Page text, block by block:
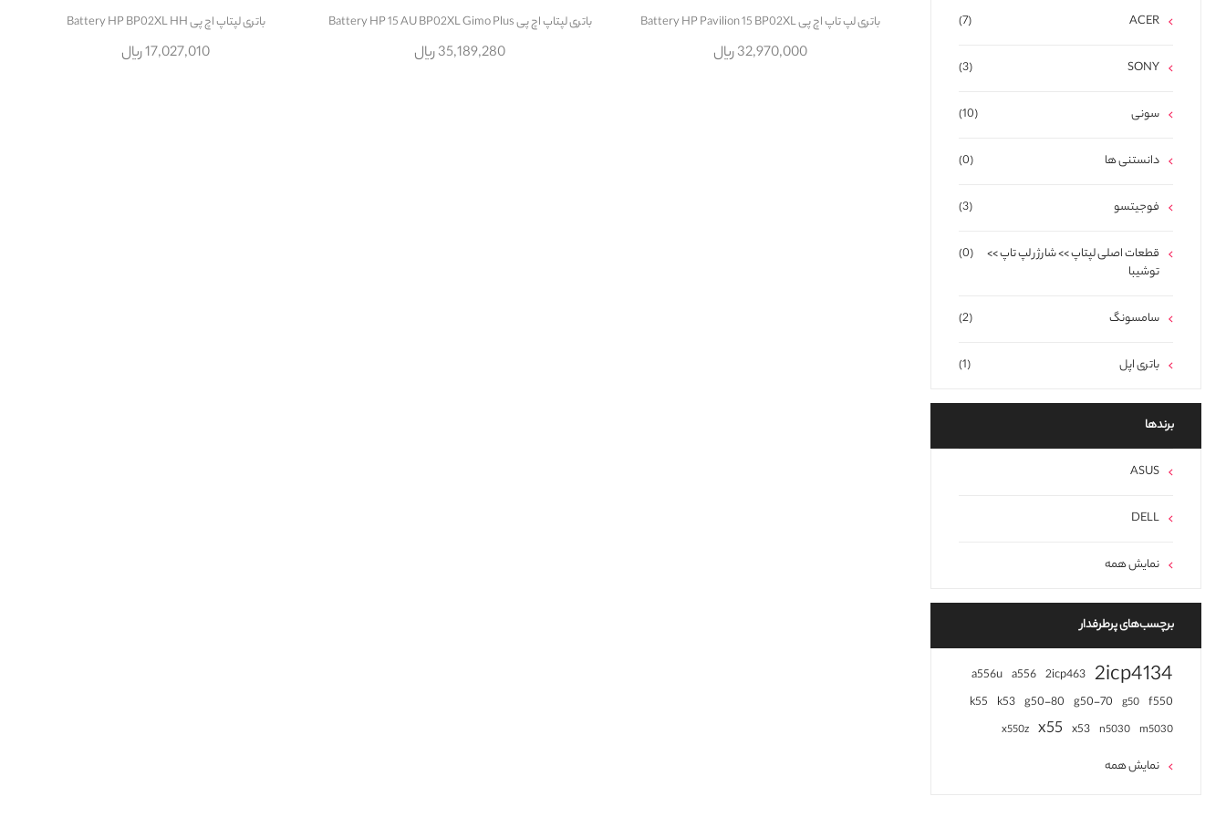
باتری لپ تاپ اچ پی Battery HP Pavilion 15 BP02XL
32,970,000 ریال
باتری لپتاپ اچ پی Battery HP 15 AU BP02XL Gimo Plus
35,189,280 ریال
باتری لپتاپ اچ پی Battery HP BP02XL HH
17,027,010 ریال
(7) ACER
(3) SONY
(10) سونی
(0) دانستنی ها
(3) فوجیتسو
(0)
قطعات اصلی لپتاپ >> شارژر لپ تاپ >>
توشیبا
(2) سامسونگ
(1) باتری اپل
برند‌ها
ASUS
DELL
نمایش همه
برچسب‌های پرطرفدار
2icp4134
2icp463
a556
a556u
f550
g50
g50-70
g50-80
k53
k55
m5030
n5030
x53
x55
x550z
نمایش همه